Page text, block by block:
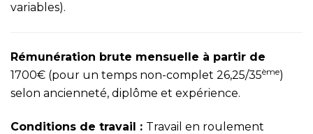
variables).
Rémunération brute mensuelle à partir de
1700€ (pour un temps non-complet 26,25/35ème)
selon ancienneté, diplôme et expérience.
Conditions de travail : Travail en roulement